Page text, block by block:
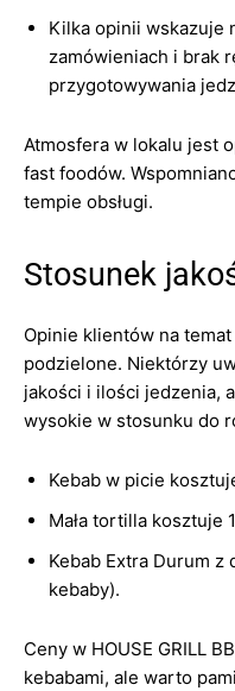
Kilka opinii wskazuje
zamówieniach i brak
przygotowywania
Atmosfera w lokalu jest
fast foodów.
tempie obsługi.
Stosunek
Opinie klientów na
podzielone. Niektórzy
jakości i ilości jedzenia,
wysokie w stosunku do
Kebab w picie
Mała tortilla kosztuje
Kebab Extra Durum z
kebaby).
Ceny w HOUSE GRILL
kebabami, ale warto